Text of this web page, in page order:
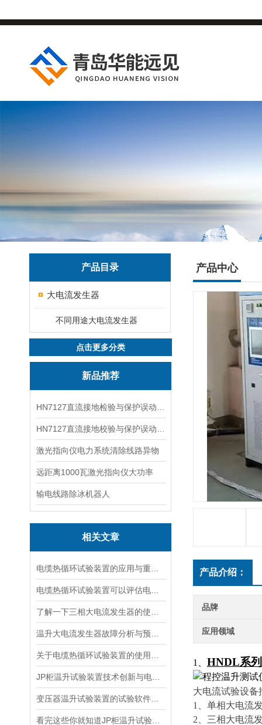
产品目录
大电流发生器
不同用途大电流发生器
点击更多分类
新品推荐
激光指向仪电力系统清除线路异物
远距离1000瓦激光指向仪大功率
输电线路除冰机器人
相关文章
产品中心
产品介绍：
品牌
应用领域
1、 HNDL系
大电流试验设备
1、单相大电流
2、三相大电流